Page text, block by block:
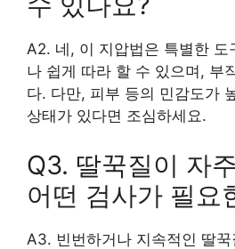
A2. 네, 이 지압법은 특별한 도
나 쉽게 따라 할 수 있으며, 부
다. 다만, 피부 등의 민감도가
상태가 있다면 조심하세요.
Q3. 딸꾹질이 자
어떤 검사가 필요
A3. 빈번하거나 지속적인 딸